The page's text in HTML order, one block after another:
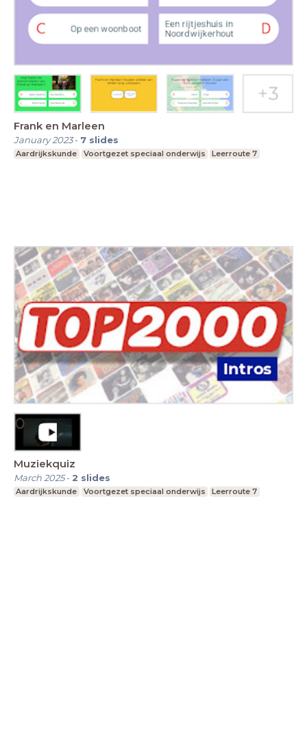
Frank en Marleen
January 2023- 7 slides
Aardrijkskunde Voortgezet speciaal onderwijs Leerroute 7
Muziekquiz
March 2025- 2 slides
Aardrijkskunde Voortgezet speciaal onderwijs Leerroute 7